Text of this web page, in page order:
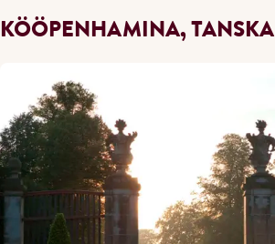
KÖÖPENHAMINA, TANSKA